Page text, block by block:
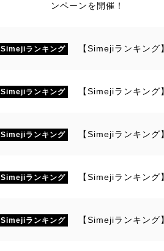
ンペーンを開催！
Simejiランキング 【Simejiランキン
Simejiランキング 【Simejiランキン
Simejiランキング 【Simejiランキン
Simejiランキング 【Simejiランキン
Simejiランキング 【Simejiランキン